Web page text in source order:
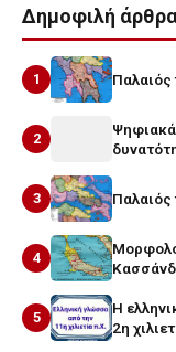
Δημοφιλή
1 Παλαιός
2
Ψηφιακά
3 Παλαιός
4
5
Η
2η